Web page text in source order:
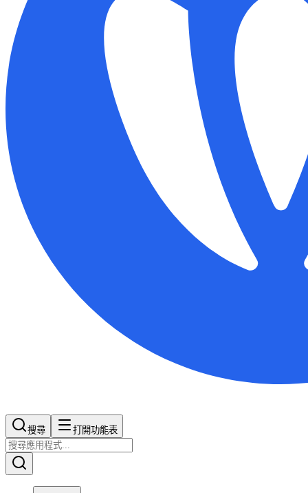
搜尋​​​​ 打開功能表